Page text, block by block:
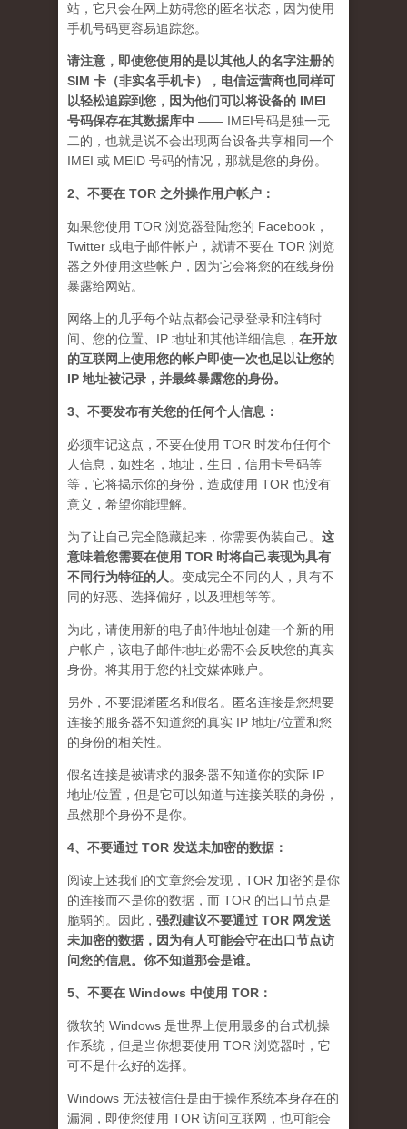
站，它只会在网上妨碍您的匿名状态，因为使用
手机号码更容易追踪您。
请注意，即使您使用的是以其他人的名字注册的
SIM 卡（非实名手机卡），电信运营商也同样可
以轻松追踪到您，因为他们可以将设备的 IMEI
号码保存在其数据库中 —— IMEI号码是独一无
二的，也就是说不会出现两台设备共享相同一个
IMEI 或 MEID 号码的情况，那就是您的身份。
2、不要在 TOR 之外操作用户帐户：
如果您使用 TOR 浏览器登陆您的 Facebook，
Twitter 或电子邮件帐户，就请不要在 TOR 浏览
器之外使用这些帐户，因为它会将您的在线身份
暴露给网站。
网络上的几乎每个站点都会记录登录和注销时
间、您的位置、IP 地址和其他详细信息， 在开放
的互联网上使用您的帐户即使一次也足以让您的
IP 地址被记录，并最终暴露您的身份。
3、不要发布有关您的任何个人信息：
必须牢记这点，不要在使用 TOR 时发布任何个
人信息，如姓名，地址，生日，信用卡号码等
等，它将揭示你的身份，造成使用 TOR 也没有
意义，希望你能理解。
为了让自己完全隐藏起来，你需要伪装自己。 这
意味着您需要在使用 TOR 时将自己表现为具有
不同行为特征的人 。 变成完全不同的人，具有不
同的好恶、选择偏好，以及理想等等。
为此，请使用新的电子邮件地址创建一个新的用
户帐户，该电子邮件地址必需不会反映您的真实
身份。将其用于您的社交媒体账户。
另外，不要混淆匿名和假名。匿名连接是您想要
连接的服务器不知道您的真实 IP 地址/位置和您
的身份的相关性。
假名连接是被请求的服务器不知道你的实际 IP
地址/位置，但是它可以知道与连接关联的身份，
虽然那个身份不是你。
4、不要通过 TOR 发送未加密的数据：
阅读上述我们的文章您会发现，TOR 加密的是你
的连接而不是你的数据，而 TOR 的出口节点是
脆弱的。因此， 强烈建议不要通过 TOR 网发送
未加密的数据，因为有人可能会守在出口节点访
问您的信息。你不知道那会是谁。
5、不要在 Windows 中使用 TOR：
微软的 Windows 是世界上使用最多的台式机操
作系统，但是当你想要使用 TOR 浏览器时，它
可不是什么好的选择。
Windows 无法被信任是由于操作系统本身存在的
漏洞，即使您使用 TOR 访问互联网，也可能会